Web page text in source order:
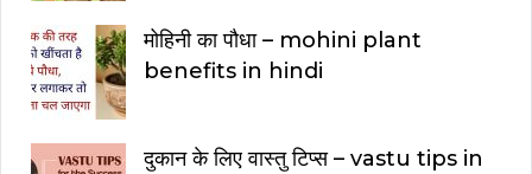
मोहिनी का पौधा – mohini plant
benefits in hindi
दुकान के लिए वास्तु टिप्स – vastu tips in